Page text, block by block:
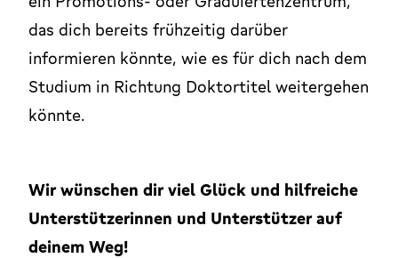
das dich bereits frühzeitig darüber
informieren könnte, wie es für dich nach dem
Studium in Richtung Doktortitel weitergehen
könnte.
Wir wünschen dir viel Glück und hilfreiche
Unterstützerinnen und Unterstützer auf
deinem Weg!